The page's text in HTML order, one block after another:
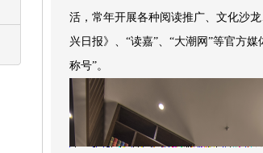
活，常年开展各种阅读推广、文化沙
兴日报》、“读嘉”、“大潮网”等官方
称号”。